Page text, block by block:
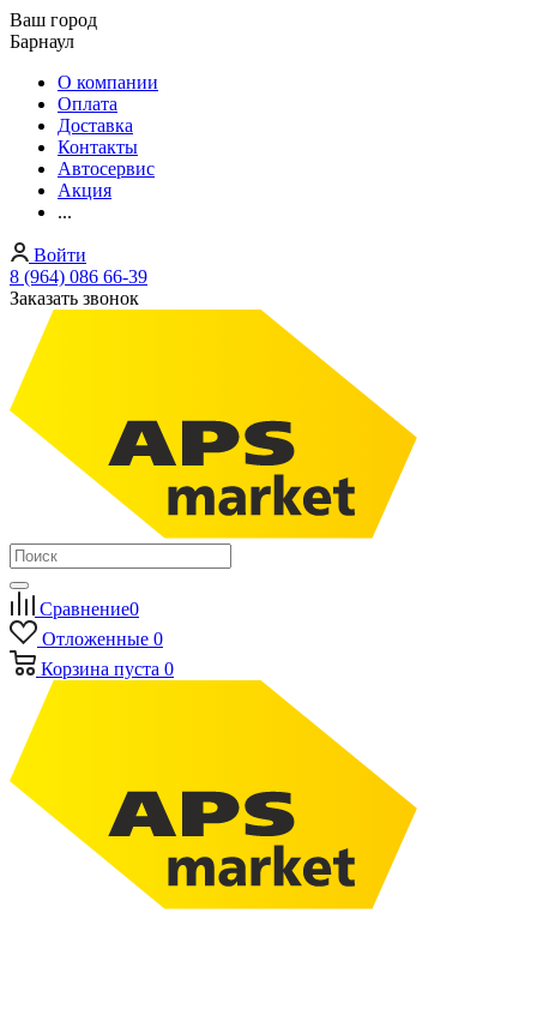
Ваш город
Барнаул
О компании
Оплата
Доставка
Контакты
Автосервис
Акция
...
Войти
8 (964) 086 66-39
Заказать звонок
Сравнение0
Отложенные 0
Корзина пуста 0